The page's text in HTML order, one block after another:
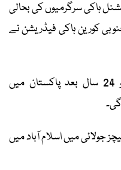
ہاکی سرگرمیوں کی بحالی
کورین ہاکی فیڈریشن نے
جنوبی کوریا وہ پہلی ٹیم ہوگی جو 24 سال بعد پاکستان میں
جولائی میں اسلام آباد میں